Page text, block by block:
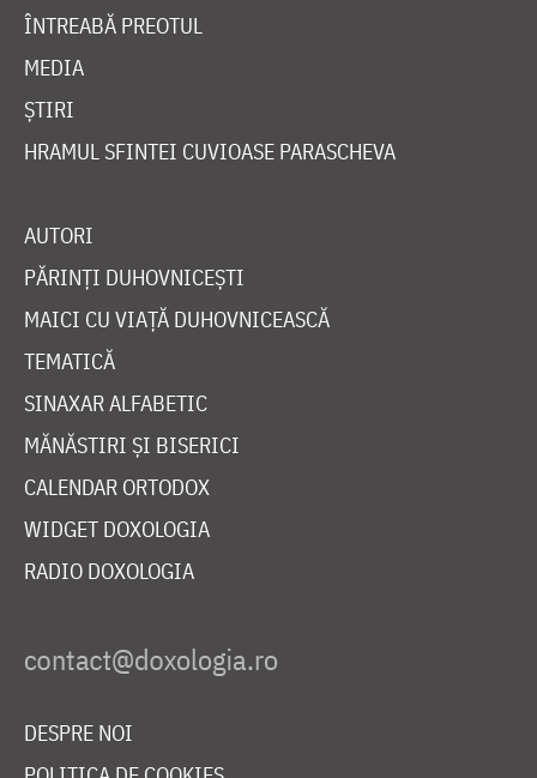
ÎNTREABĂ PREOTUL
MEDIA
ȘTIRI
HRAMUL SFINTEI CUVIOASE PARASCHEVA
AUTORI
PĂRINȚI DUHOVNICEȘTI
MAICI CU VIAȚĂ DUHOVNICEASCĂ
TEMATICĂ
SINAXAR ALFABETIC
MĂNĂSTIRI ȘI BISERICI
CALENDAR ORTODOX
WIDGET DOXOLOGIA
RADIO DOXOLOGIA
DESPRE NOI